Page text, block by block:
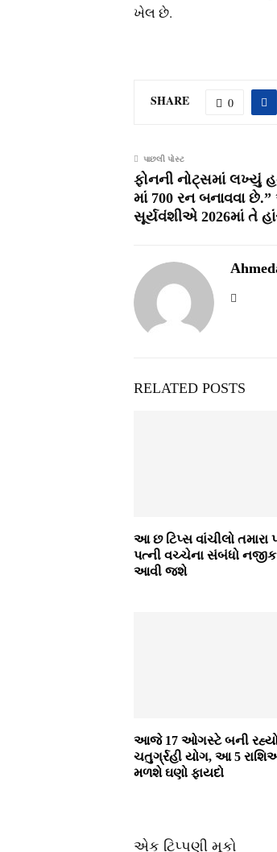
ખેલ છે.
SHARE 0
પાછલી પોસ્ટ
ફોનની નોટ્સમાં લખ્યું
માં 700 રન બનાવવા
સૂર્યવંશીએ 2026માં તે
RELATED POSTS
આ છ ટિપ્સ વાંચીલો તમારા
પત્ની વચ્ચેના સંબંધો નજીક
આવી જશે
આજે 17 ઓગસ્ટે બની
ચતુર્ગ્રહી યોગ, આ 5
મળશે ઘણો ફાયદો
એક ટિપ્પણી મૂકો